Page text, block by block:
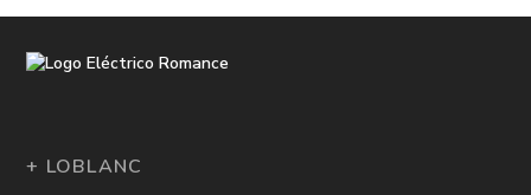
+ LOBLANC